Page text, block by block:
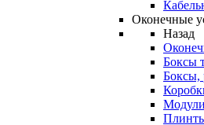
Оконечные
Назад
Боксы
Боксы,
Модули